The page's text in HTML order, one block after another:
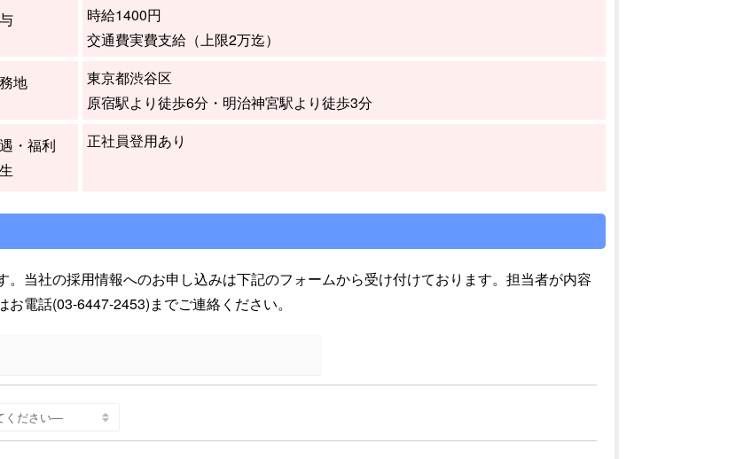
時給1400円
交通費実費支給（上限2万迄）
地
東京都渋谷区
原宿駅より徒歩6分・明治神宮駅より徒歩3分
・福利
正社員登用あり
当社の採用情報へのお申し込みは下記のフォームから受け付けております。担当者が内容
電話(03-6447-2453)までご連絡ください。